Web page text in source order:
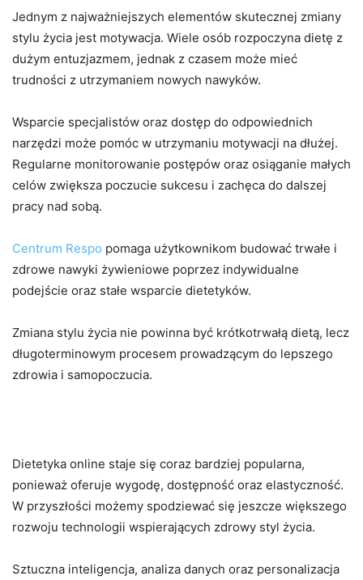
Jednym z najważniejszych elementów skutecznej zmiany
stylu życia jest motywacja. Wiele osób rozpoczyna dietę z
dużym entuzjazmem, jednak z czasem może mieć
trudności z utrzymaniem nowych nawyków.
Wsparcie specjalistów oraz dostęp do odpowiednich
narzędzi może pomóc w utrzymaniu motywacji na dłużej.
Regularne monitorowanie postępów oraz osiąganie małych
celów zwiększa poczucie sukcesu i zachęca do dalszej
pracy nad sobą.
Centrum Respo pomaga użytkownikom budować trwałe i
zdrowe nawyki żywieniowe poprzez indywidualne
podejście oraz stałe wsparcie dietetyków.
Zmiana stylu życia nie powinna być krótkotrwałą dietą, lecz
długoterminowym procesem prowadzącym do lepszego
zdrowia i samopoczucia.
Dietetyka online staje się coraz bardziej popularna,
ponieważ oferuje wygodę, dostępność oraz elastyczność.
W przyszłości możemy spodziewać się jeszcze większego
rozwoju technologii wspierających zdrowy styl życia.
Sztuczna inteligencja, analiza danych oraz personalizacja